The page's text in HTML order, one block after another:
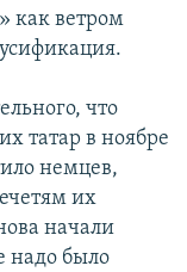
как ветром
что
татар в ноябре
немцев,
их
начали
надо было